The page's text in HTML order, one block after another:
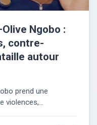
Ngobo :
contre-
autour
prend une